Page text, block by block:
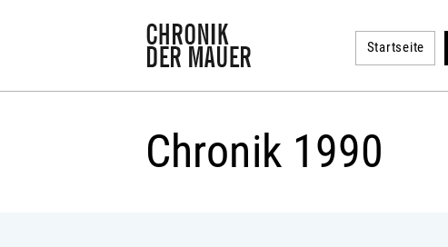
Startseite
Chronik 1990